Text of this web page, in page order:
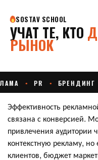
Эффективность
связана с конверсией.
привлечения аудитории
контекстную рекламу, но
клиентов, бюджет